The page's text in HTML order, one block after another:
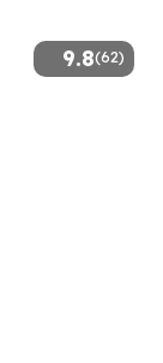
9.8(62)